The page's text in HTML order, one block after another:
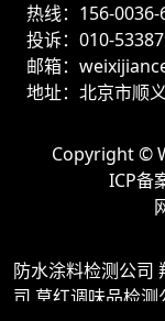
热线：156-0036-
投诉：010-
邮箱：
地址：北京市顺
Copyright ©
ICP备
防水涂料检测公司
司 草红调味品检测